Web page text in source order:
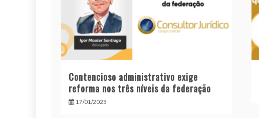
Contencioso administrativo exige
reforma nos três níveis da federação
17/01/2023